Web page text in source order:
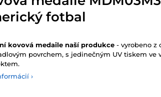
fotbal
kovová medaile naší produkce - vyrobeno z
povrchem, s jedinečným UV tiskem ve
›